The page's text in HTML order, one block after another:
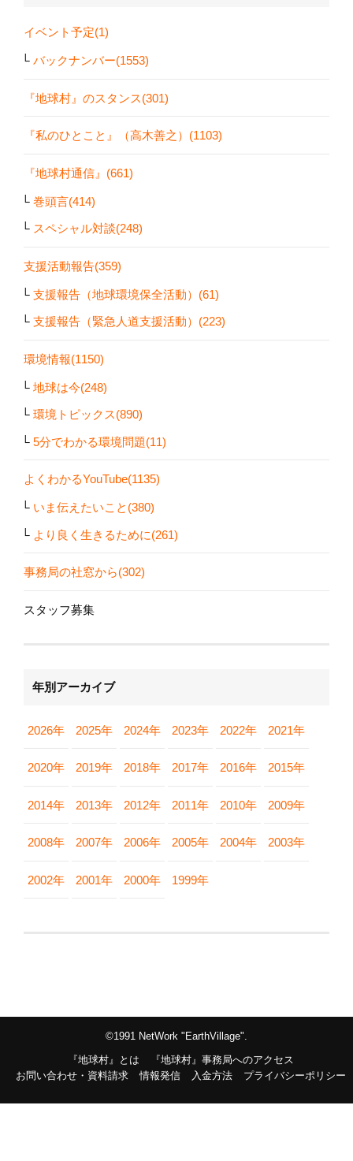
イベント予定(1)
バックナンバー(1553)
『地球村』のスタンス(301)
『私のひとこと』（高木善之）(1103)
『地球村通信』(661)
巻頭言(414)
スペシャル対談(248)
支援活動報告(359)
支援報告（地球環境保全活動）(61)
支援報告（緊急人道支援活動）(223)
環境情報(1150)
地球は今(248)
環境トピックス(890)
5分でわかる環境問題(11)
よくわかるYouTube(1135)
いま伝えたいこと(380)
より良く生きるために(261)
事務局の社窓から(302)
スタッフ募集
年別アーカイブ
2026年 2025年 2024年 2023年 2022年 2021年
2020年 2019年 2018年 2017年 2016年 2015年
2014年 2013年 2012年 2011年 2010年 2009年
2008年 2007年 2006年 2005年 2004年 2003年
2002年 2001年 2000年 1999年
©1991 NetWork "EarthVillage".
『地球村』とは
『地球村』事務局へのアクセス
お問い合わせ・資料請求
情報発信 入金方法 プライバシーポリシー